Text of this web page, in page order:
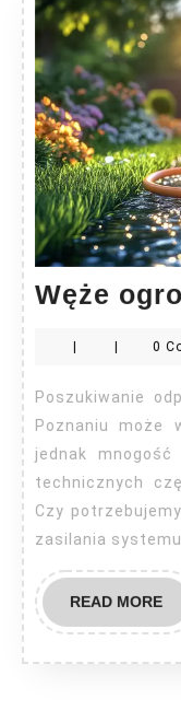
Węże
0
Poszukiwanie odpowiedniego węża ogrodowego w
Poznaniu może
jednak
technicznych
Czy
zasilania systemu
READ MORE